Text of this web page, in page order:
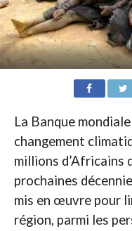
La Banque
changement
millions d’Africains
prochaines
mis en œuvre pour
région, parmi les